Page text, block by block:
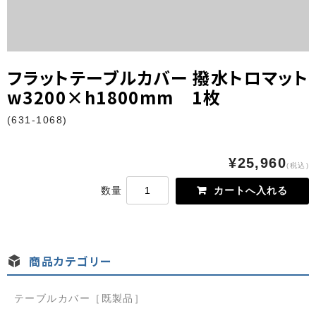
フロアシール
特集
Illustrator（ai）データ作成ガイド
データ作成依頼ガイド
フラットテーブルカバー 撥水トロマット
w3200×h1800mm 1枚
(631-1068)
¥25,960(税込)
数量
商品カテゴリー
テーブルカバー［既製品］